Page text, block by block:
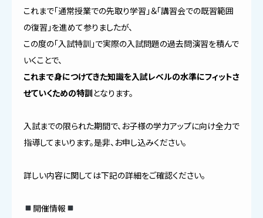
これまで「通常授業での先取り学習」＆「講習会での既習範囲
の復習」を進めて参りましたが、
この度の「入試特訓」で実際の入試問題の過去問演習を積んで
いくことで、
これまで身につけてきた知識を入試レベルの水準にフィットさ
せていくための特訓となります。
入試までの限られた期間で、お子様の学力アップに向け全力で
指導してまいります。是非、お申し込みください。
詳しい内容に関しては下記の詳細をご確認ください。
開催情報